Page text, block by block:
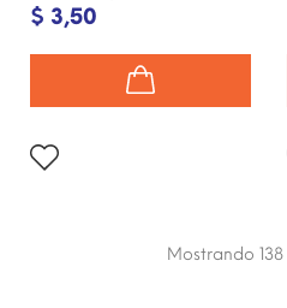
$ 3,50
Mostrando 138